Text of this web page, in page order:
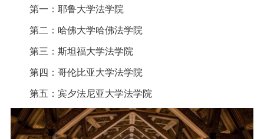
第一：耶鲁大学法学院
第二：哈佛大学哈佛法学院
第三：斯坦福大学法学院
第四：哥伦比亚大学法学院
第五：宾夕法尼亚大学法学院